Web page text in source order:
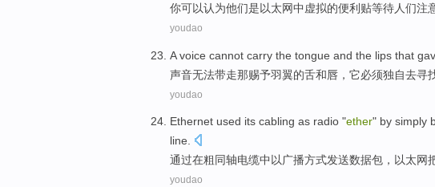
你可以认为他们是以太网中 虚拟的便利贴等待人们注
youdao
Avoice cannot carry the tongue and the lips that
声音无法带走那赐予羽翼的舌和唇 ， 它必须独自去寻
youdao
Ethernet used its cabling as radio "ether" by simply
line.
通过在粗同轴电缆中以广播方式发送数据包 ， 以太网
youdao